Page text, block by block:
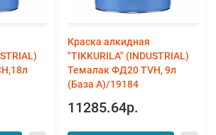
Краска алкидная
"TIKKURILA" (INDUSTRIAL)
Темалак ФД20 TVH, 9л
(База А)/19184
11285.64р.